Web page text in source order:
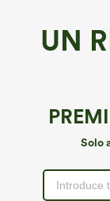
UN
Solo
Shorts
alta con